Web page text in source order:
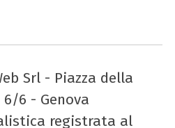
Srl - Piazza della
6 - Genova
registrata al